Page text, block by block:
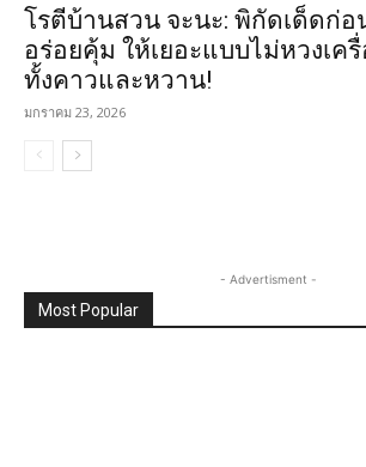
โรตีบ้านสวน จะนะ: พิกัดเด็ดก่
อร่อยคุ้ม ให้เยอะแบบไม่หวงเค
ทั้งคาวและหวาน!
มกราคม 23, 2026
- Advertisment -
Most Popular